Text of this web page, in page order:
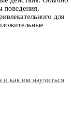
поведения,
для